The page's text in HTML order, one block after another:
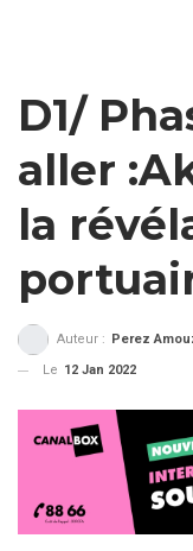
D1/
aller
la
Auteur :
Perez
Le 12 Jan 2022